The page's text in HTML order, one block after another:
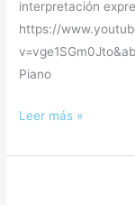
interpretación
https://
Piano
Leer más »